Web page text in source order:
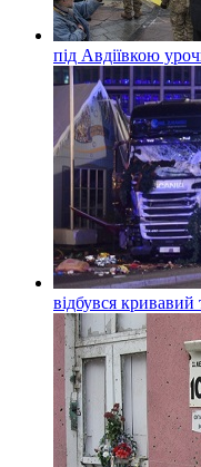
під Авдіївкою
відбувся